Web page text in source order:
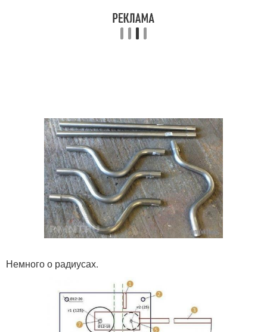
Немного о радиусах.